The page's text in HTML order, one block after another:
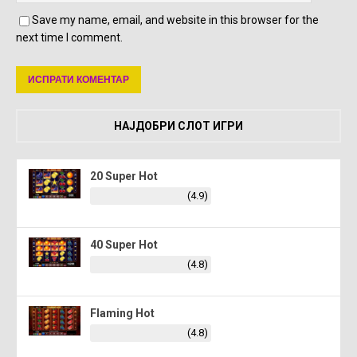
Save my name, email, and website in this browser for the
next time I comment.
НАЈДОБРИ СЛОТ ИГРИ
20 Super Hot
(4.9)
40 Super Hot
(4.8)
Flaming Hot
(4.8)